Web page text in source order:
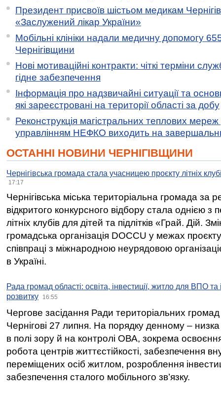
Президент присвоїв шістьом медикам
«Заслужений лікар України»
Мобільні клініки надали медичну допомогу
Чернігівщини
Нові мотиваційні контракти: чіткі терміни
гідне забезпечення
Інформація про надзвичайні ситуації та
які зареєстровані на території області за добу
Реконструкція магістральних теплових мереж
управлінням НЕФКО виходить на
ОСТАННІ НОВИНИ ЧЕРНІГІВЩИНИ
Чернігівська громада стала учасницею проєкту літніх
17:17
Чернігівська міська територіальна громада за
відкритого конкурсного відбору стала однією
літніх клубів для дітей та підлітків «Грай. Дій.
громадська організація DOCCU у межах
співпраці з міжнародною неурядовою
в Україні.
Рада громад області: освіта, інвестиції, житло для ВПО
розвитку
16:55
Чергове засідання Ради територіальних громад
Чернігові 27 липня. На порядку денному –
в полі зору й на контролі ОВА, зокрема освоєння
робота центрів життєстійкості, забезпечення
переміщених осіб житлом, розроблення
забезпечення сталого мобільного зв’язку.